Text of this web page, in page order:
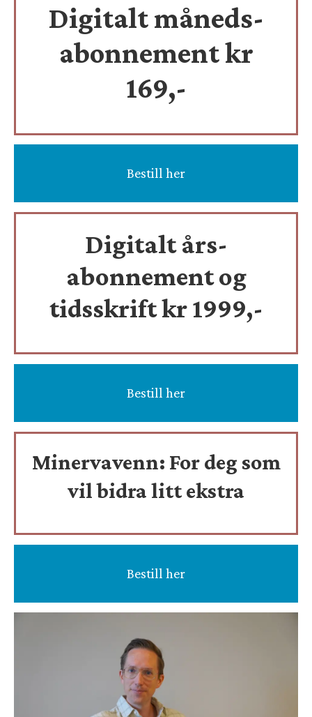
Digitalt måneds-
abonnement kr
169,-
Bestill her
Digitalt års-
abonnement og
tidsskriftkr 1999,-
Bestill her
Minervavenn: For deg som
vil bidra litt ekstra
Bestill her